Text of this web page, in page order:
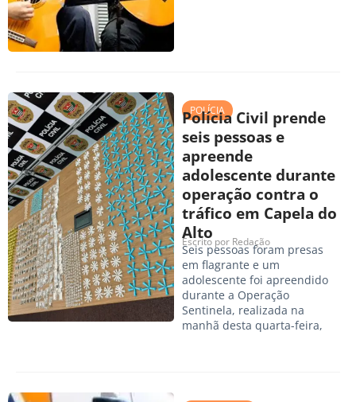
POLÍCIA
Polícia Civil prende
seis pessoas e
apreende
adolescente durante
operação contra o
tráfico em Capela do
Alto
Escrito por Redação
Seis pessoas foram presas
em flagrante e um
adolescente foi apreendido
durante a Operação
Sentinela, realizada na
manhã desta quarta-feira,